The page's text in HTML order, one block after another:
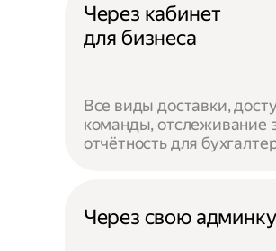
Через кабинет
для бизнеса
Все виды доставки,
команды, отслеживание
отчётность для
Через свою админку